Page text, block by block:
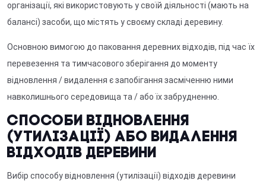
організації, які використовують у своїй діяльності (мають на
балансі) засоби, що містять у своєму складі деревину.
Основною вимогою до паковання деревних відходів, під час їх
перевезення та тимчасового зберігання до моменту
відновлення / видалення є запобігання засміченню ними
навколишнього середовища та / або їх забрудненню.
Способи відновлення
(утилізації) або видалення
відходів деревини
Вибір способу відновлення (утилізації) відходів деревини